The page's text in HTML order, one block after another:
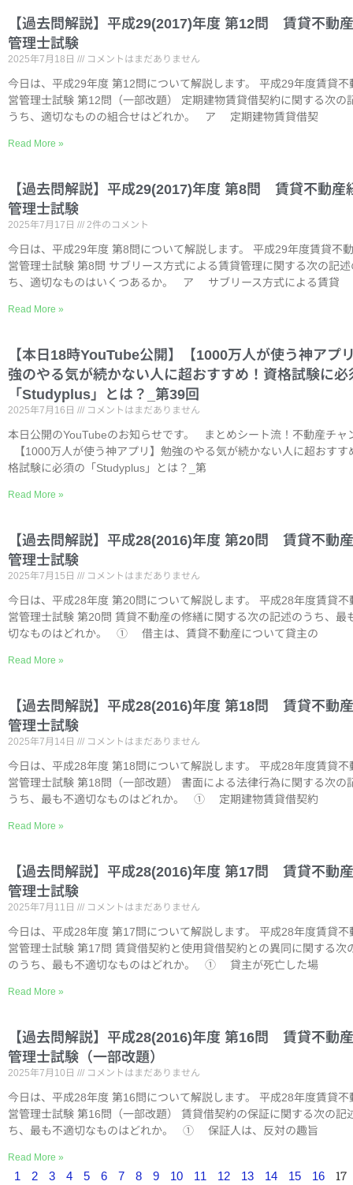
【過去問解説】平成29(2017)年度 第12問 賃貸不動
管理士試験
2025年7月18日 コメントはまだありません
今日は、平成29年度 第12問について解説します。 平成29年度賃貸不
営管理士試験 第12問（一部改題） 定期建物賃貸借契約に関する次の
うち、適切なものの組合せはどれか。 ア 定期建物賃貸借契
Read More »
【過去問解説】平成29(2017)年度 第8問 賃貸不動産
管理士試験
2025年7月17日 2件のコメント
今日は、平成29年度 第8問について解説します。 平成29年度賃貸不
営管理士試験 第8問 サブリース方式による賃貸管理に関する次の記述
ち、適切なものはいくつあるか。 ア サブリース方式による賃貸
Read More »
【本日18時YouTube公開】【1000万人が使う神アプ
強のやる気が続かない人に超おすすめ！資格試験に必
「Studyplus」とは？_第39回
2025年7月16日 コメントはまだありません
本日公開のYouTubeのお知らせです。 まとめシート流！不動産チャ
【1000万人が使う神アプリ】勉強のやる気が続かない人に超おすす
格試験に必須の「Studyplus」とは？_第
Read More »
【過去問解説】平成28(2016)年度 第20問 賃貸不動
管理士試験
2025年7月15日 コメントはまだありません
今日は、平成28年度 第20問について解説します。 平成28年度賃貸不
営管理士試験 第20問 賃貸不動産の修繕に関する次の記述のうち、最
切なものはどれか。 ① 借主は、賃貸不動産について貸主の
Read More »
【過去問解説】平成28(2016)年度 第18問 賃貸不動
管理士試験
2025年7月14日 コメントはまだありません
今日は、平成28年度 第18問について解説します。 平成28年度賃貸不
営管理士試験 第18問（一部改題） 書面による法律行為に関する次の
うち、最も不適切なものはどれか。 ① 定期建物賃貸借契約
Read More »
【過去問解説】平成28(2016)年度 第17問 賃貸不動
管理士試験
2025年7月11日 コメントはまだありません
今日は、平成28年度 第17問について解説します。 平成28年度賃貸不
営管理士試験 第17問 賃貸借契約と使用貸借契約との異同に関する次
のうち、最も不適切なものはどれか。 ① 貸主が死亡した場
Read More »
【過去問解説】平成28(2016)年度 第16問 賃貸不動
管理士試験（一部改題）
2025年7月10日 コメントはまだありません
今日は、平成28年度 第16問について解説します。 平成28年度賃貸不
営管理士試験 第16問（一部改題） 賃貸借契約の保証に関する次の記
ち、最も不適切なものはどれか。 ① 保証人は、反対の趣旨
Read More »
1 2 3 4 5 6 7 8 9 10 11 12 13 14 15 16 17